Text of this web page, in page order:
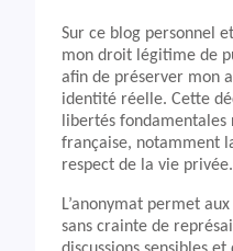
Sur ce blog personnel
mon droit légitime de
afin de préserver mon
identité réelle. Cette
libertés
française, notamment
respect de la vie privée.
L’anonymat permet
sans crainte de